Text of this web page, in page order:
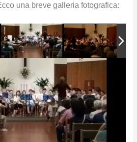
una breve galleria fotografica: